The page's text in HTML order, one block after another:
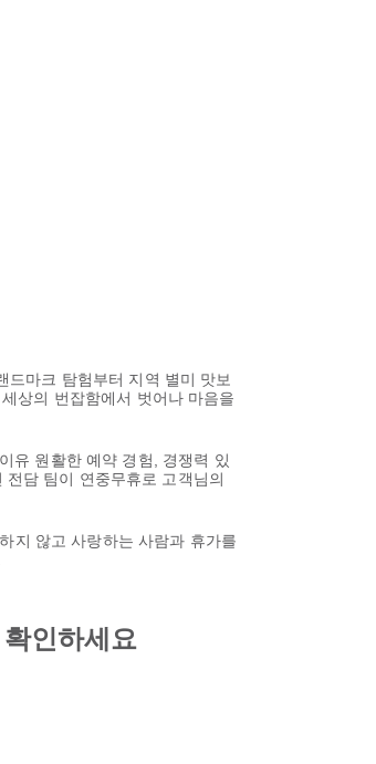
드마크 탐험부터 지역 별미 맛보
상의 번잡함에서 벗어나 마음을
유 원활한 예약 경험, 경쟁력 있
담 팀이 연중무휴로 고객님의
지 않고 사랑하는 사람과 휴가를
인하세요